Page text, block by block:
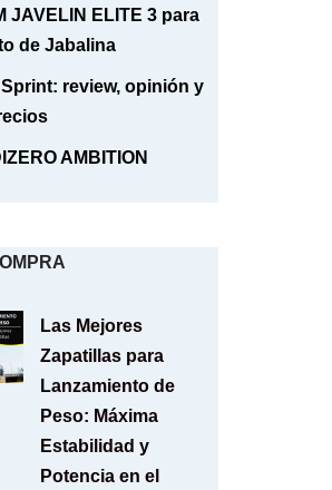
JAVELIN ELITE 3 para
de Jabalina
review, opinión y
AMBITION
Las Mejores
Zapatillas para
Lanzamiento de
Peso: Máxima
Estabilidad y
Potencia en el